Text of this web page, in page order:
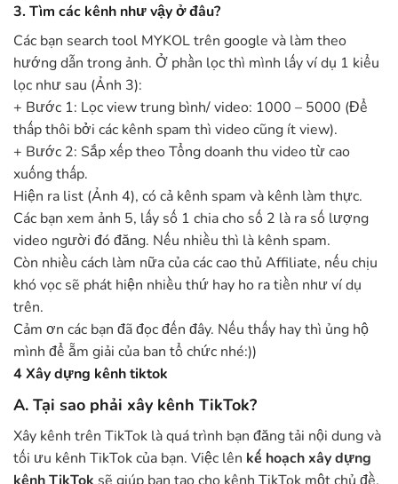
3. Tìm các kênh như vậy ở đâu?
Các bạn search tool MYKOL trên google và làm theo
hướng dẫn trong ảnh. Ở phần lọc thì mình lấy ví dụ 1 kiểu
lọc như sau (Ảnh 3):
+ Bước 1: Lọc view trung bình/ video: 1000 – 5000 (Để
thấp thôi bởi các kênh spam thì video cũng ít view).
+ Bước 2: Sắp xếp theo Tổng doanh thu video từ cao
xuống thấp.
Hiện ra list (Ảnh 4), có cả kênh spam và kênh làm thực.
Các bạn xem ảnh 5, lấy số 1 chia cho số 2 là ra số lượng
video người đó đăng. Nếu nhiều thì là kênh spam.
Còn nhiều cách làm nữa của các cao thủ Affiliate, nếu chịu
khó vọc sẽ phát hiện nhiều thứ hay ho ra tiền như ví dụ
trên.
Cảm ơn các bạn đã đọc đến đây. Nếu thấy hay thì ủng hộ
mình để ẵm giải của ban tổ chức nhé:))
4 Xây dựng kênh tiktok
A. Tại sao phải xây kênh TikTok?
Xây kênh trên TikTok là quá trình bạn đăng tải nội dung và
tối ưu kênh TikTok của bạn. Việc lên kế hoạch xây dựng